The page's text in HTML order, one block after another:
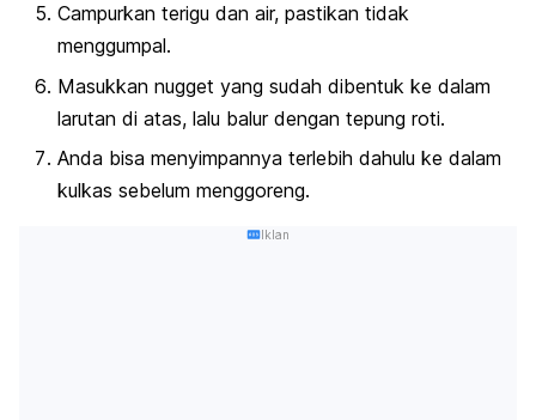
Campurkan terigu dan air, pastikan tidak
menggumpal.
Masukkan nugget yang sudah dibentuk ke dalam
larutan di atas, lalu balur dengan tepung roti.
Anda bisa menyimpannya terlebih dahulu ke dalam
kulkas sebelum menggoreng.
Iklan